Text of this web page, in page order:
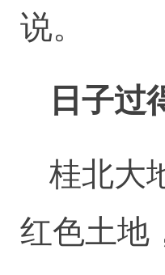
说。
日子过
桂北大
红色土地